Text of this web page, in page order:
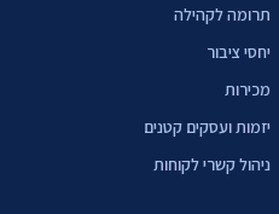
תרומה לקהילה
יחסי ציבור
מכירות
יזמות ועסקים קטנים
ניהול קשרי לקוחות